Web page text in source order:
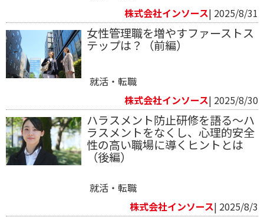
株式会社インソース| 2025/8/31
女性管理職を増やすファーストス
テップは？（前編）
就活・転職
株式会社インソース| 2025/8/30
ハラスメント防止研修を語る～ハ
ラスメントをなくし、心理的安全
性の高い職場に導くヒントとは
（後編）
就活・転職
株式会社インソース| 2025/8/3